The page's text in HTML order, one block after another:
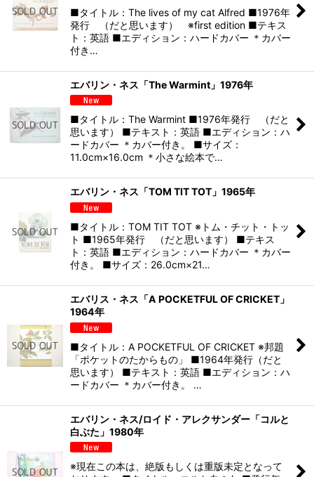
■タイトル：The lives of my cat Alfred ■1976年
発行 （だと思います） ※first edition ■テキス
ト：英語 ■エディション：ハードカバー ＊カバー
付き…
エバリン・ネス「The Warmint」1976年
■タイトル：The Warmint ■1976年発行 （だと
思います） ■テキスト：英語 ■エディション：ハ
ードカバー ＊カバー付き。 ■サイズ：
11.0cm×16.0cm ＊小さな絵本で…
エバリン・ネス「TOM TIT TOT」1965年
■タイトル：TOM TIT TOT ※トム・チット・トッ
ト ■1965年発行 （だと思います） ■テキス
ト：英語 ■エディション：ハードカバー ＊カバー
付き。 ■サイズ：26.0cm×21…
エバリス・ネス「A POCKETFUL OF CRICKET」
1964年
■タイトル：A POCKETFUL OF CRICKET ※邦題
「ポケットのたからもの」 ■1964年発行（だと
思います） ■テキスト：英語 ■エディション：ハ
ードカバー ＊カバー付き。 …
エバリン・ネス/ロイド・アレクサンダー「コルと
白ぶた」1980年
※現在この本は、絶版もしくは重版未定となって